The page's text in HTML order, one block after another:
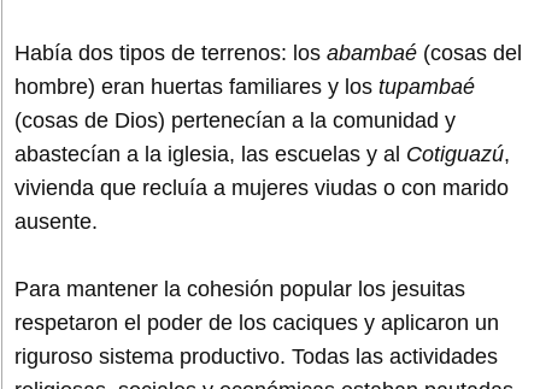
Había dos tipos de terrenos: los abambaé (cosas del
hombre) eran huertas familiares y los tupambaé
(cosas de Dios) pertenecían a la comunidad y
abastecían a la iglesia, las escuelas y al Cotiguazú,
vivienda que recluía a mujeres viudas o con marido
ausente.
Para mantener la cohesión popular los jesuitas
respetaron el poder de los caciques y aplicaron un
riguroso sistema productivo. Todas las actividades